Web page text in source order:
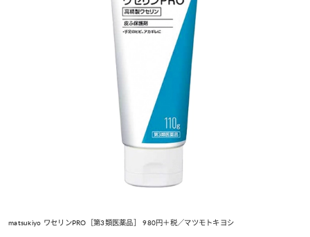
matsukiyo ワセリンPRO［第3類医薬品］ 980円＋税／マツモトキヨシ